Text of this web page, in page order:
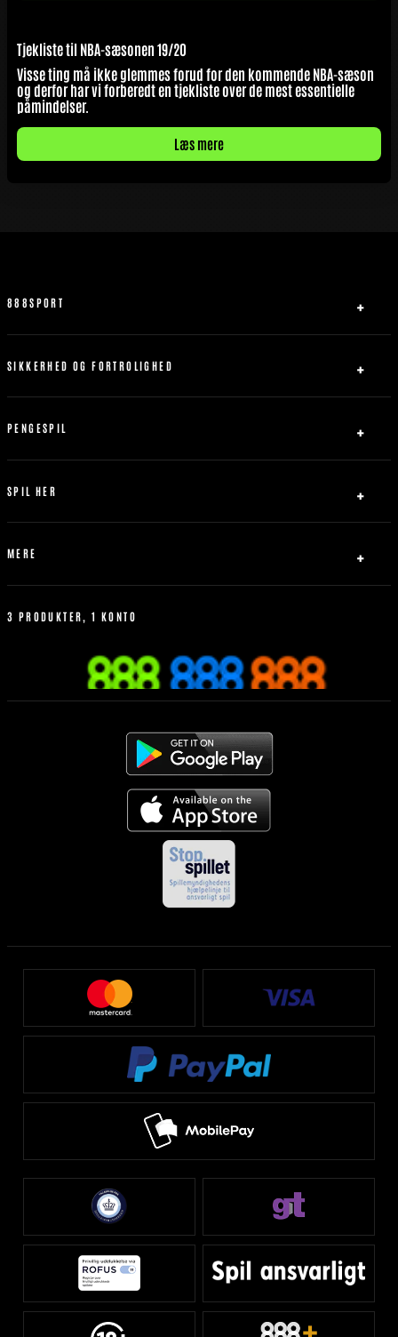
Tjekliste til NBA-sæsonen 19/20
Visse ting må ikke glemmes forud for den kommende NBA-sæson
og derfor har vi forberedt en tjekliste over de mest essentielle
påmindelser.
Læs mere
888SPORT
Om Os
Partner
SIKKERHED OG FORTROLIGHED
Privatlivspolitik
Ansvarligt Spil
Bonus Politik
PENGESPIL
Indbetaling
Udbetaling
SPIL HER
Fodbold
Tennis
MERE
Livespil
Betting Historik
Regler for sportsvæddemål
3 PRODUKTER, 1 KONTO